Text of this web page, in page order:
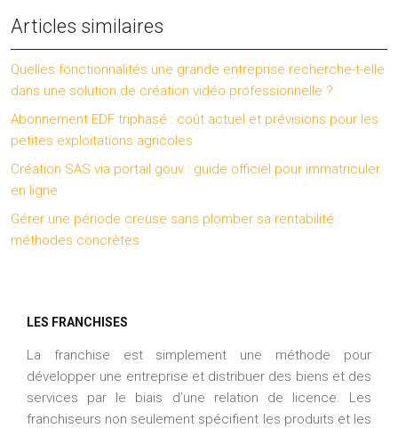
Articles similaires
Quelles fonctionnalités une grande entreprise recherche-t-elle
dans une solution de création vidéo professionnelle ?
Abonnement EDF triphasé : coût actuel et prévisions pour les
petites exploitations agricoles
Création SAS via portail gouv : guide officiel pour immatriculer
en ligne
Gérer une période creuse sans plomber sa rentabilité :
méthodes concrètes
LES FRANCHISES
La franchise est simplement une méthode pour
développer une entreprise et distribuer des biens et des
services par le biais d’une relation de licence. Les
franchiseurs non seulement spécifient les produits et les